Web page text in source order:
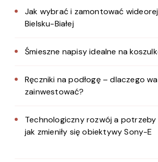
Jak wybrać i zamontować
Bielsku-Białej
Śmieszne napisy idealne na
Ręczniki na podłogę – dlaczego
zainwestować?
Technologiczny rozwój a
jak zmieniły się obiektywy Sony-E